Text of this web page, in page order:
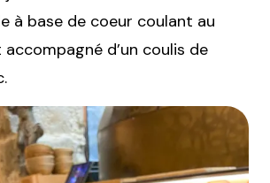
à base de coeur coulant au
d’un coulis de